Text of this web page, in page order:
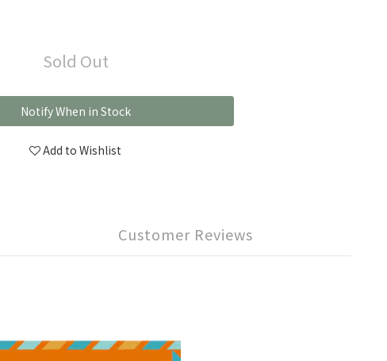
Sold Out
Notify When in Stock
Add to Wishlist
Customer Reviews